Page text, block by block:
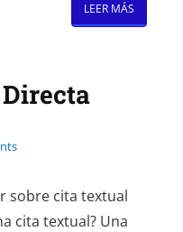
LEER MÁS
sobre cita textual
cita textual? Una